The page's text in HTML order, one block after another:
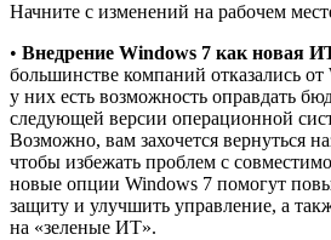
Начните с изменений на рабочем
• Внедрение Windows 7 как новая
большинстве компаний отказались
у них есть возможность оправдать
следующей версии операционной
Возможно, вам захочется вернуться
чтобы избежать проблем с
новые опции Windows 7 помогут
защиту и улучшить управление, а
на «зеленые ИТ».